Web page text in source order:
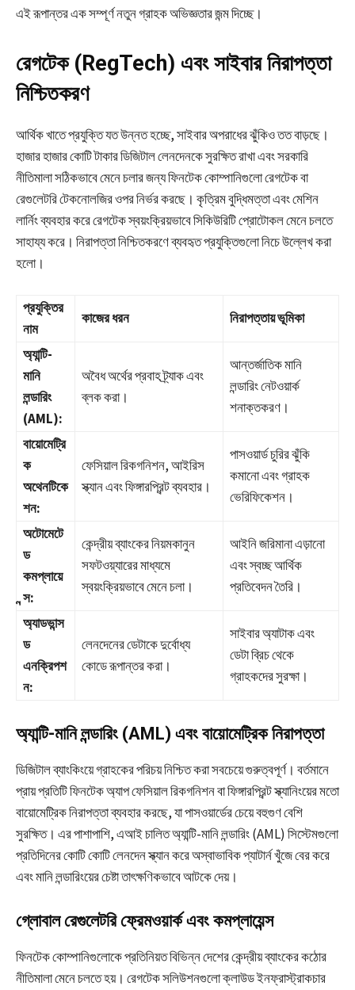
এই রূপান্তর এক সম্পূর্ণ নতুন গ্রাহক অভিজ্ঞতার জন্ম দিচ্ছে।
রেগটেক (RegTech) এবং সাইবার নিরাপত্তা
নিশ্চিতকরণ
আর্থিক খাতে প্রযুক্তি যত উন্নত হচ্ছে, সাইবার অপরাধের ঝুঁকিও তত বাড়ছে।
হাজার হাজার কোটি টাকার ডিজিটাল লেনদেনকে সুরক্ষিত রাখা এবং সরকারি
নীতিমালা সঠিকভাবে মেনে চলার জন্য ফিনটেক কোম্পানিগুলো রেগটেক বা
রেগুলেটরি টেকনোলজির ওপর নির্ভর করছে। কৃত্রিম বুদ্ধিমত্তা এবং মেশিন
লার্নিং ব্যবহার করে রেগটেক স্বয়ংক্রিয়ভাবে সিকিউরিটি প্রোটোকল মেনে চলতে
সাহায্য করে। নিরাপত্তা নিশ্চিতকরণে ব্যবহৃত প্রযুক্তিগুলো নিচে উল্লেখ করা
হলো।
প্রযুক্তির
নাম
কাজের ধরন নিরাপত্তায় ভূমিকা
অ্যান্টি-
মানি
লন্ডারিং
(AML):
অবৈধ অর্থের প্রবাহ ট্র্যাক এবং
ব্লক করা।
আন্তর্জাতিক মানি
লন্ডারিং নেটওয়ার্ক
শনাক্তকরণ।
বায়োমেট্রি
ক
অথেনটিকে
শন:
ফেসিয়াল রিকগনিশন, আইরিস
স্ক্যান এবং ফিঙ্গারপ্রিন্ট ব্যবহার।
পাসওয়ার্ড চুরির ঝুঁকি
কমানো এবং গ্রাহক
ভেরিফিকেশন।
অটোমেটে
ড
কমপ্লায়ে
ন্স:
কেন্দ্রীয় ব্যাংকের নিয়মকানুন
সফটওয়্যারের মাধ্যমে
স্বয়ংক্রিয়ভাবে মেনে চলা।
আইনি জরিমানা এড়ানো
এবং স্বচ্ছ আর্থিক
প্রতিবেদন তৈরি।
অ্যাডভান্স
ড
এনক্রিপশ
ন:
লেনদেনের ডেটাকে দুর্বোধ্য
কোডে রূপান্তর করা।
সাইবার অ্যাটাক এবং
ডেটা ব্রিচ থেকে
গ্রাহকদের সুরক্ষা।
অ্যান্টি-মানি লন্ডারিং (AML) এবং বায়োমেট্রিক নিরাপত্তা
ডিজিটাল ব্যাংকিংয়ে গ্রাহকের পরিচয় নিশ্চিত করা সবচেয়ে গুরুত্বপূর্ণ। বর্তমানে
প্রায় প্রতিটি ফিনটেক অ্যাপ ফেসিয়াল রিকগনিশন বা ফিঙ্গারপ্রিন্ট স্ক্যানিংয়ের মতো
বায়োমেট্রিক নিরাপত্তা ব্যবহার করছে, যা পাসওয়ার্ডের চেয়ে বহুগুণ বেশি
সুরক্ষিত। এর পাশাপাশি, এআই চালিত অ্যান্টি-মানি লন্ডারিং (AML) সিস্টেমগুলো
প্রতিদিনের কোটি কোটি লেনদেন স্ক্যান করে অস্বাভাবিক প্যাটার্ন খুঁজে বের করে
এবং মানি লন্ডারিংয়ের চেষ্টা তাৎক্ষণিকভাবে আটকে দেয়।
গ্লোবাল রেগুলেটরি ফ্রেমওয়ার্ক এবং কমপ্লায়েন্স
ফিনটেক কোম্পানিগুলোকে প্রতিনিয়ত বিভিন্ন দেশের কেন্দ্রীয় ব্যাংকের কঠোর
নীতিমালা মেনে চলতে হয়। রেগটেক সলিউশনগুলো ক্লাউড ইনফ্রাস্ট্রাকচার